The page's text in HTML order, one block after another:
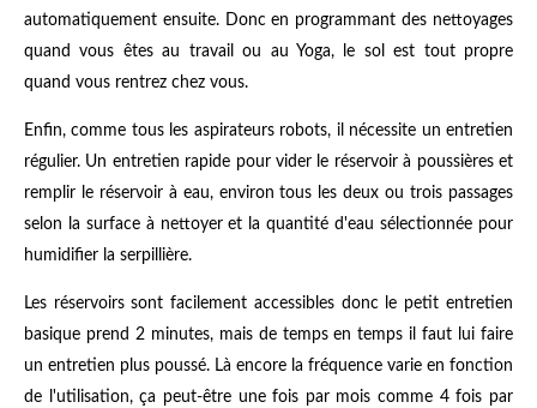
automatiquement ensuite. Donc en programmant des nettoyages
quand vous êtes au travail ou au Yoga, le sol est tout propre
quand vous rentrez chez vous.
Enfin, comme tous les aspirateurs robots, il nécessite un entretien
régulier. Un entretien rapide pour vider le réservoir à poussières et
remplir le réservoir à eau, environ tous les deux ou trois passages
selon la surface à nettoyer et la quantité d'eau sélectionnée pour
humidifier la serpillière.
Les réservoirs sont facilement accessibles donc le petit entretien
basique prend 2 minutes, mais de temps en temps il faut lui faire
un entretien plus poussé. Là encore la fréquence varie en fonction
de l'utilisation, ça peut-être une fois par mois comme 4 fois par